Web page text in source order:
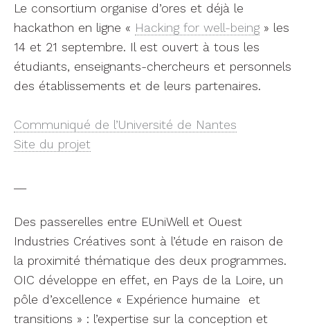
Le consortium organise d’ores et déjà le
hackathon en ligne « Hacking for well-being » les
14 et 21 septembre. Il est ouvert à tous les
étudiants, enseignants-chercheurs et personnels
des établissements et de leurs partenaires.
Communiqué de l’Université de Nantes
Site du projet
Des passerelles entre EUniWell et Ouest
Industries Créatives sont à l’étude en raison de
la proximité thématique des deux programmes.
OIC développe en effet, en Pays de la Loire, un
pôle d’excellence « Expérience humaine et
transitions » : l’expertise sur la conception et